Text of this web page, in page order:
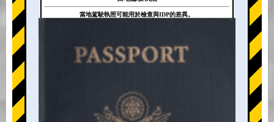
+
當地駕駛執照可能用於檢查與IDP的差異。